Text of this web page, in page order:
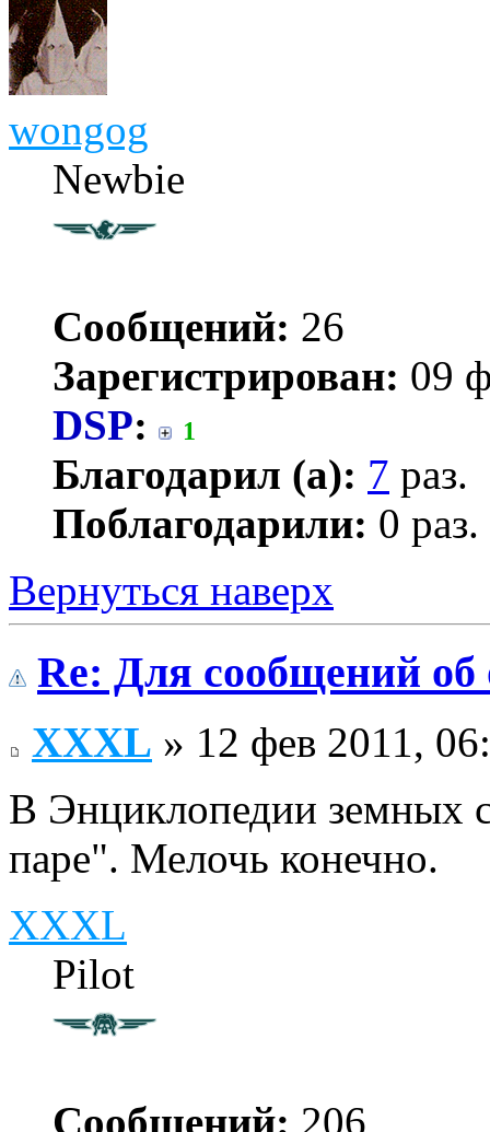
wongog
Newbie
Сообщений: 26
Зарегистрирован: 09
DSP: 1
Благодарил (а): 7 раз.
Поблагодарили: 0 раз.
Вернуться наверх
Re: Для сообщений
XXXL » 12 фев 2011,
В Энциклопедии земных
паре". Мелочь конечно.
XXXL
Pilot
Сообщений: 206